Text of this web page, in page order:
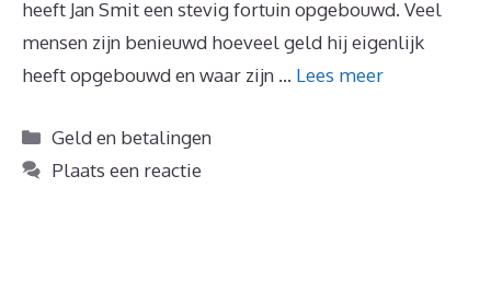
heeft Jan Smit een stevig fortuin opgebouwd. Veel
mensen zijn benieuwd hoeveel geld hij eigenlijk
heeft opgebouwd en waar zijn … Lees meer
Categorieën
Geld en betalingen
Plaats een reactie